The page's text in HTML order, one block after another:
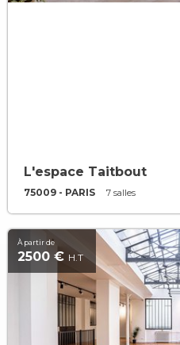
L'espace Taitbout
75009 - PARIS 7 salles
À partir de
2500 € H.T